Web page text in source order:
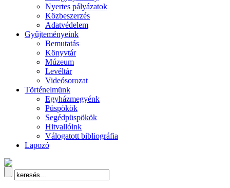
Nyertes pályázatok
Közbeszerzés
Adatvédelem
Gyűjteményeink
Bemutatás
Könyvtár
Múzeum
Levéltár
Videósorozat
Történelmünk
Egyházmegyénk
Püspökök
Segédpüspökök
Hitvallóink
Válogatott bibliográfia
Lapozó